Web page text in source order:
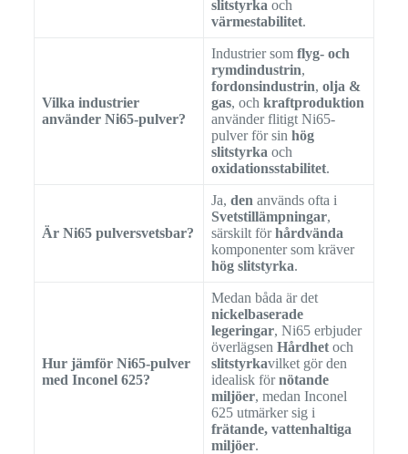
slitstyrka och
värmestabilitet.
Vilka industrier
använder Ni65-pulver?
Industrier som flyg- och
rymdindustrin,
fordonsindustrin, olja &
gas, och kraftproduktion
använder flitigt Ni65-
pulver för sin hög
slitstyrka och
oxidationsstabilitet.
Är Ni65 pulversvetsbar?
Ja, den används ofta i
Svetstillämpningar,
särskilt förhårdvända
komponenter som kräver
hög slitstyrka.
Hur jämför Ni65-pulver
med Inconel 625?
Medan båda är det
nickelbaserade
legeringar, Ni65 erbjuder
överlägsen Hårdhetoch
slitstyrkavilket gör den
idealisk förnötande
miljöer, medan Inconel
625 utmärker sig i
frätande, vattenhaltiga
miljöer.